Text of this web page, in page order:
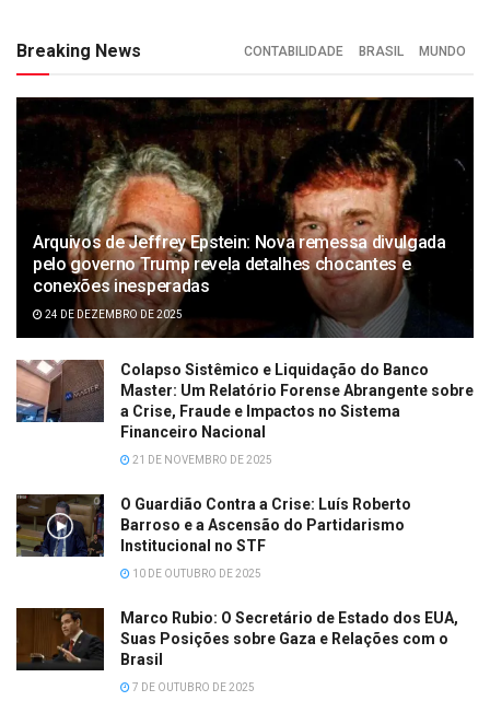
Breaking News CONTABILIDADE BRASIL MUNDO
Arquivos de Jeffrey Epstein: Nova remessa divulgada
pelo governo Trump revela detalhes chocantes e
conexões inesperadas
24 DE DEZEMBRO DE 2025
Colapso Sistêmico e Liquidação do Banco
Master: Um Relatório Forense Abrangente sobre
a Crise, Fraude e Impactos no Sistema
Financeiro Nacional
21 DE NOVEMBRO DE 2025
O Guardião Contra a Crise: Luís Roberto
Barroso e a Ascensão do Partidarismo
Institucional no STF
10 DE OUTUBRO DE 2025
Marco Rubio: O Secretário de Estado dos EUA,
Suas Posições sobre Gaza e Relações com o
Brasil
7 DE OUTUBRO DE 2025